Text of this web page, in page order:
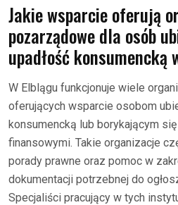
Jakie wsparcie oferują
pozarządowe dla osób
upadłość konsumencką
W Elblągu funkcjonuje wiele
oferujących wsparcie osobom
konsumencką lub borykającym
finansowymi. Takie organizacje
porady prawne oraz pomoc w
dokumentacji potrzebnej do
Specjaliści pracujący w tych